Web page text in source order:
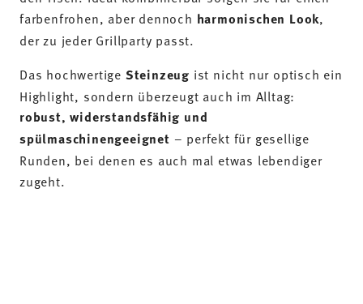
farbenfrohen, aber dennoch harmonischen Look,
der zu jeder Grillparty passt.
Das hochwertige Steinzeug ist nicht nur optisch ein
Highlight, sondern überzeugt auch im Alltag:
robust, widerstandsfähig und
spülmaschinengeeignet – perfekt für gesellige
Runden, bei denen es auch mal etwas lebendiger
zugeht.